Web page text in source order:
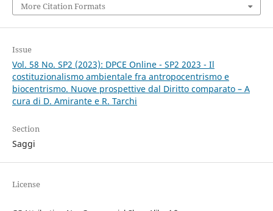
More Citation Formats
Issue
Vol. 58 No. SP2 (2023): DPCE Online - SP2 2023 - Il
costituzionalismo ambientale fra antropocentrismo e
biocentrismo. Nuove prospettive dal Diritto comparato – A
cura di D. Amirante e R. Tarchi
Section
Saggi
License